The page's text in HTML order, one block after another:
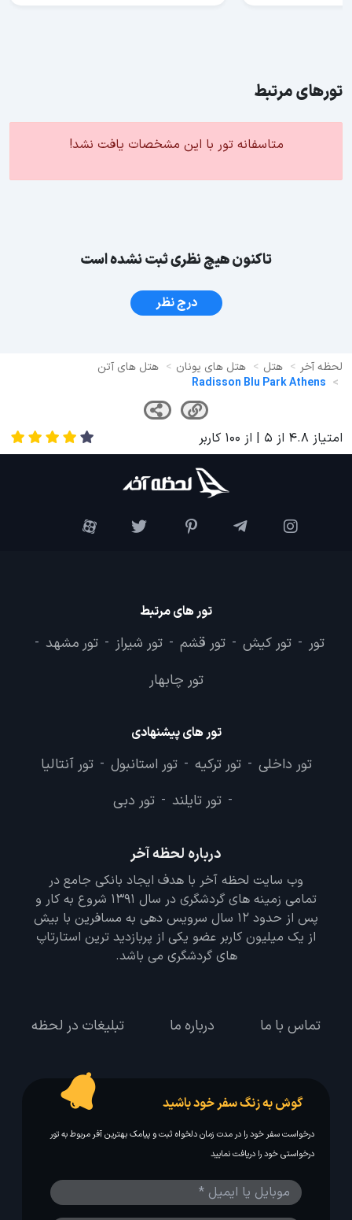
تورهای مرتبط
متاسفانه تور با این مشخصات یافت نشد!
تاکنون هیچ نظری ثبت نشده است
درج نظر
لحظه آخر هتل هتل های یونان
هتل های آتن
Radisson Blu Park Athens
امتیاز 4.8 از 5 | از 100 کاربر
تور های مرتبط
تور - تور کیش - تور قشم - تور شیراز - تور مشهد -
تور چابهار
تور های پیشنهادی
تور داخلی - تور ترکیه - تور استانبول - تور آنتالیا
- تور تایلند - تور دبی
درباره لحظه آخر
وب سایت لحظه آخر با هدف ایجاد بانکی جامع در
تمامی زمینه های گردشگری در سال 1391 شروع به کار و
پس از حدود 12 سال سرویس دهی به مسافرین با بیش
از یک میلیون کاربر عضو یکی از پربازدید ترین استارتاپ
های گردشگری می باشد.
تماس با ما درباره ما تبلیغات در لحظه
گوش به زنگ سفر خود باشید
درخواست سفر خود را در مدت زمان دلخواه ثبت و پیامک بهترین آفر مربوط به تور
درخواستی خود را دریافت نمایید